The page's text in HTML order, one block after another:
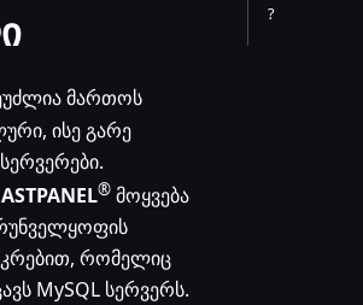
მართოს
ისე გარე
® მოყვება
რომელიც
MySQL სერვერს.
?